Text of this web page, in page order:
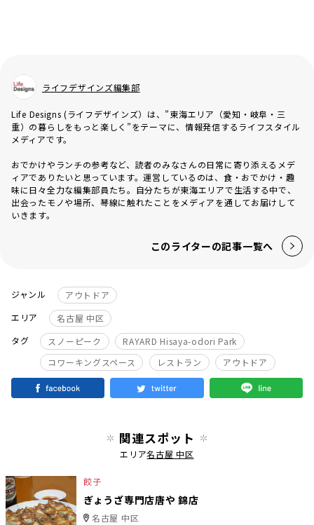
ライフデザインズ編集部
Life Designs (ライフデザインズ）は、”東海エリア（愛知・岐阜・三
重）の暮らしをもっと楽しく”をテーマに、情報発信するライフスタイル
メディアです。
おでかけやランチの参考など、読者のみなさんの日常に寄り添えるメデ
ィアでありたいと思っています。運営しているのは、食・おでかけ・趣
味に日々全力な編集部員たち。自分たちが東海エリアで生活する中で、
出会ったモノや場所、琴線に触れたことをメディアを通してお届けして
いきます。
このライターの記事一覧へ
ジャンル
アウトドア
エリア
名古屋 中区
タグ
スノーピーク
RAYARD Hisaya-odori Park
コワーキングスペース
レストラン アウトドア
関連スポット
エリア名古屋 中区
餃子
ぎょうざ専門店唐や 錦店
名古屋 中区